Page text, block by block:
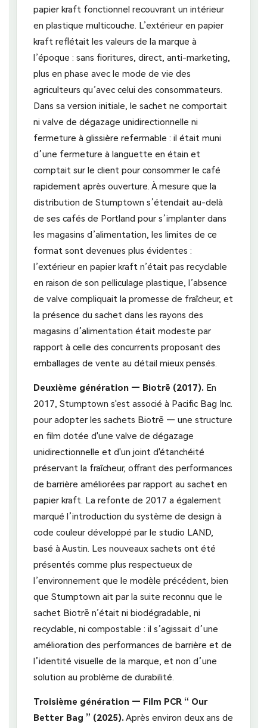
papier kraft fonctionnel recouvrant un intérieur
en plastique multicouche. L’extérieur en papier
kraft reflétait les valeurs de la marque à
l’époque : sans fioritures, direct, anti-marketing,
plus en phase avec le mode de vie des
agriculteurs qu’avec celui des consommateurs.
Dans sa version initiale, le sachet ne comportait
ni valve de dégazage unidirectionnelle ni
fermeture à glissière refermable : il était muni
d’une fermeture à languette en étain et
comptait sur le client pour consommer le café
rapidement après ouverture. À mesure que la
distribution de Stumptown s’étendait au-delà
de ses cafés de Portland pour s’implanter dans
les magasins d’alimentation, les limites de ce
format sont devenues plus évidentes :
l’extérieur en papier kraft n’était pas recyclable
en raison de son pelliculage plastique, l’absence
de valve compliquait la promesse de fraîcheur, et
la présence du sachet dans les rayons des
magasins d’alimentation était modeste par
rapport à celle des concurrents proposant des
emballages de vente au détail mieux pensés.
Deuxième génération — Biotrē (2017). En
2017, Stumptown s'est associé à Pacific Bag Inc.
pour adopter les sachets Biotrē — une structure
en film dotée d'une valve de dégazage
unidirectionnelle et d'un joint d'étanchéité
préservant la fraîcheur, offrant des performances
de barrière améliorées par rapport au sachet en
papier kraft. La refonte de 2017 a également
marqué l’introduction du système de design à
code couleur développé par le studio LAND,
basé à Austin. Les nouveaux sachets ont été
présentés comme plus respectueux de
l’environnement que le modèle précédent, bien
que Stumptown ait par la suite reconnu que le
sachet Biotrē n’était ni biodégradable, ni
recyclable, ni compostable : il s’agissait d’une
amélioration des performances de barrière et de
l’identité visuelle de la marque, et non d’une
solution au problème de durabilité.
Troisième génération — Film PCR “ Our
Better Bag ” (2025).Après environ deux ans de